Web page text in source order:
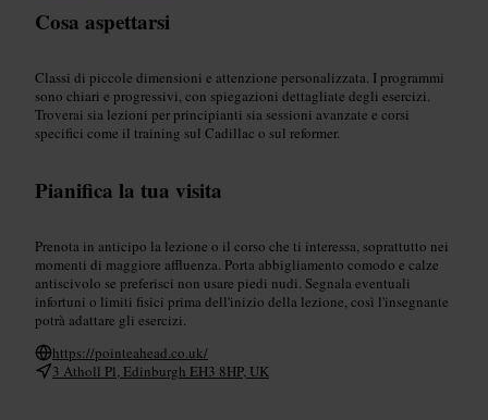
Cosa aspettarsi
Classi di piccole dimensioni e attenzione personalizzata. I programmi
sono chiari e progressivi, con spiegazioni dettagliate degli esercizi.
Troverai sia lezioni per principianti sia sessioni avanzate e corsi
specifici come il training sul Cadillac o sul reformer.
Pianifica la tua visita
Prenota in anticipo la lezione o il corso che ti interessa, soprattutto nei
momenti di maggiore affluenza. Porta abbigliamento comodo e calze
antiscivolo se preferisci non usare piedi nudi. Segnala eventuali
infortuni o limiti fisici prima dell'inizio della lezione, così l'insegnante
potrà adattare gli esercizi.
https://pointeahead.co.uk/
3 Atholl Pl, Edinburgh EH3 8HP, UK